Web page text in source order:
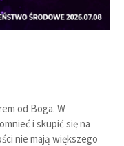
od Boga. W
i skupić się na
nie mają większego